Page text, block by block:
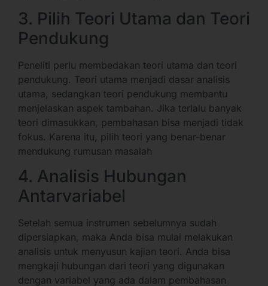
3. Pilih Teori Utama dan Teori
Pendukung
Peneliti perlu membedakan teori utama dan teori
pendukung. Teori utama menjadi dasar analisis
utama, sedangkan teori pendukung membantu
menjelaskan aspek tambahan. Jika terlalu banyak
teori dimasukkan, pembahasan bisa menjadi tidak
fokus. Karena itu, pilih teori yang benar-benar
mendukung rumusan masalah
4. Analisis Hubungan
Antarvariabel
Setelah semua instrumen sebelumnya sudah
dipersiapkan, maka Anda bisa mulai melakukan
analisis untuk menyusun kajian teori. Anda bisa
mengkaji hubungan dari teori yang digunakan
dengan variabel yang ada dalam pembahasan